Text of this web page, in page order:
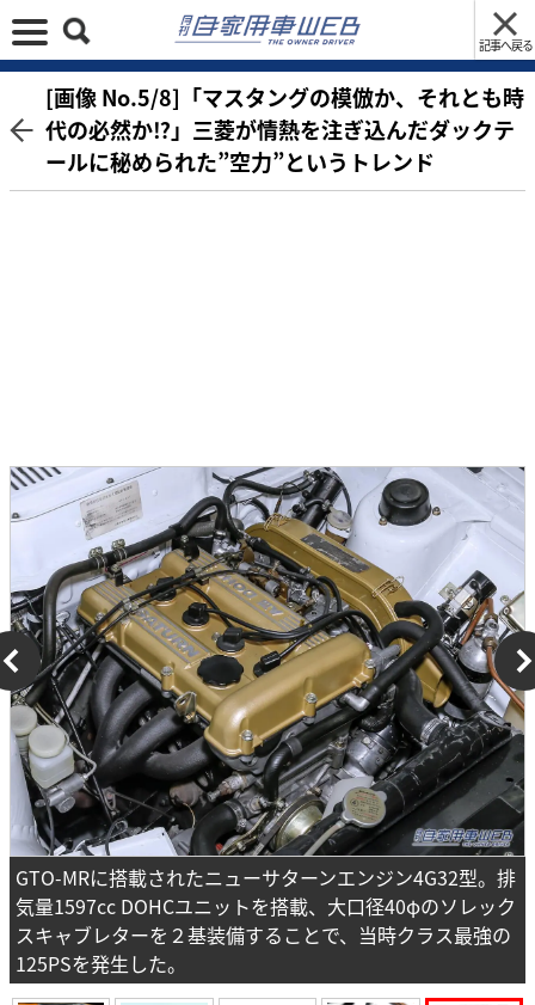
記事へ戻る
[画像 No.5/8]「マスタングの模倣か、それとも時
代の必然か⁉︎」三菱が情熱を注ぎ込んだダックテ
ールに秘められた”空力”というトレンド
GTO-MRに搭載されたニューサターンエンジン4G32型。排
気量1597cc DOHCユニットを搭載、大口径40φのソレック
スキャブレターを２基装備することで、当時クラス最強の
125PSを発生した。